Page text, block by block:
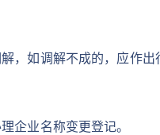
，如调解不成的，应作出
企业名称变更登记。